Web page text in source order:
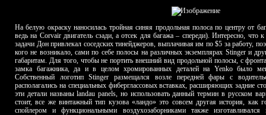
На белую окраску наносилась тройная синяя продольная полоса по центру от
ведь на Corvair двигатель сзади, а отсек для багажа – спереди). Интересно,
задачи Дон привлекал соседских тинейджеров, выплачивая им по $5 за работу,
кого не возникало, сами по себе полосы на различных экземплярах Stinger и
габаритам. Для того, чтобы не портить внешний вид продольной полосы, с
замка багажника, да и в целом хромированных деталей на Yenko было
Собственный логотип Stinger размещался возле передней фары с
располагались на специальных фиберглассовых вставках, расширяющих задние
эти детали названы landau panels, но использовать данный термин в русском
стоит, все же винтажный тип кузова «ландо» это совсем другая история, как
спойлером и функциональными воздухозаборниками также изготавливался